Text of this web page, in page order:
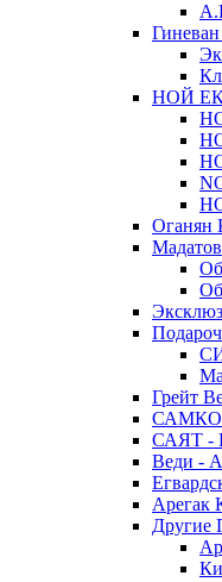
НОЙ
Оганян
Грейт
САЯТ -
Веди -
Арегак
Другие